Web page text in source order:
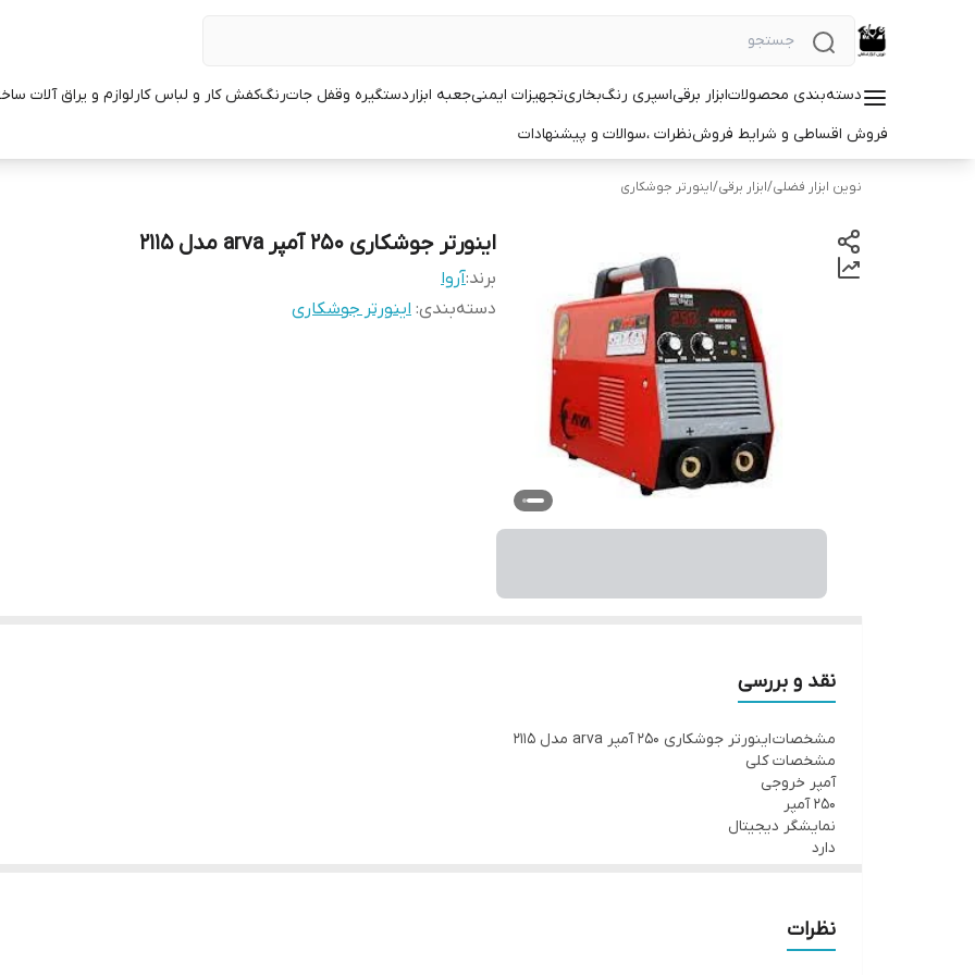
دسته‌بندی محصولاتابزار برقیاسپری رنگبخاریتجهیزات ایمنیجعبه ابزاردستگیره وقفل جاترنگکفش کار و لباس کارلوازم و یراق آلات
فروش اقساطی و شرایط فروشنظرات ،سوالات و پیشنهادات
نوین ابزار فضلی/ابزار برقی/اینورتر جوشکاری
اینورتر جوشکاری 250 آمپر arva مدل 2115
برند:آروا
دسته‌بندی: اینورتر جوشکاری
نقد و بررسی
مشخصات اینورتر جوشکاری 250 آمپر arva مدل 2115
مشخصات کلی
آمپر خروجی
250 آمپر
نمایشگر دیجیتال
دارد
تک فاز
رنگ
نظرات